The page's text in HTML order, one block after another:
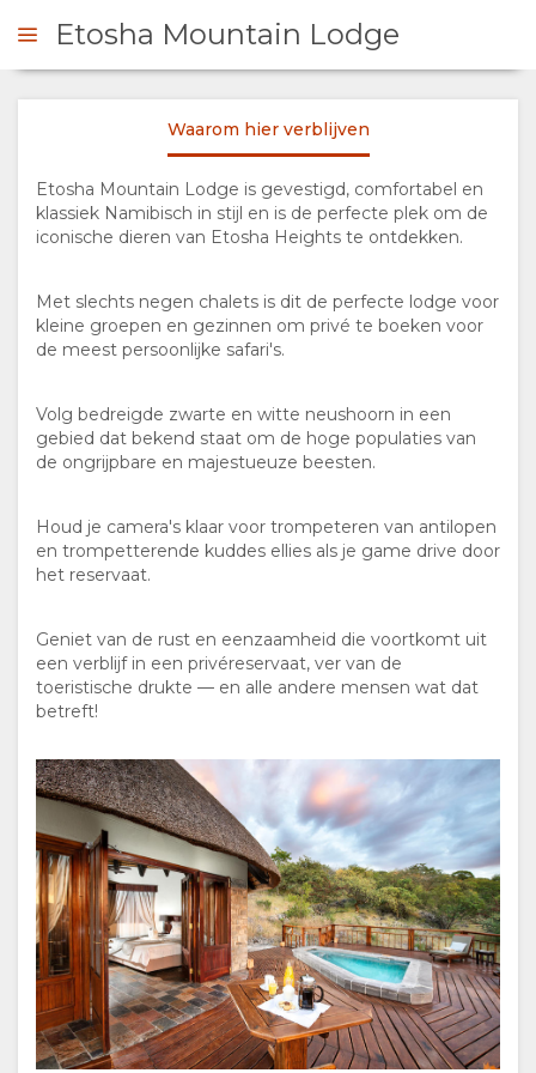
OVERZICHT
ONS
HIER
FACILITEITEN
KAMERTYPES
FOTO'S
ACTIVITEITEN
KAART
LOCATIE
ROUTEBESCHRIJVING
CONTACT
VERANDER
TAAL
DUITS
Etosha Mountain Lodge
Waarom hier verblijven
Etosha Mountain Lodge is gevestigd, comfortabel en
klassiek Namibisch in stijl en is de perfecte plek om de
iconische dieren van Etosha Heights te ontdekken.
Met slechts negen chalets is dit de perfecte lodge voor
kleine groepen en gezinnen om privé te boeken voor
de meest persoonlijke safari's.
Volg bedreigde zwarte en witte neushoorn in een
gebied dat bekend staat om de hoge populaties van
de ongrijpbare en majestueuze beesten.
Houd je camera's klaar voor trompeteren van antilopen
en trompetterende kuddes ellies als je game drive door
het reservaat.
Geniet van de rust en eenzaamheid die voortkomt uit
een verblijf in een privéreservaat, ver van de
toeristische drukte — en alle andere mensen wat dat
betreft!